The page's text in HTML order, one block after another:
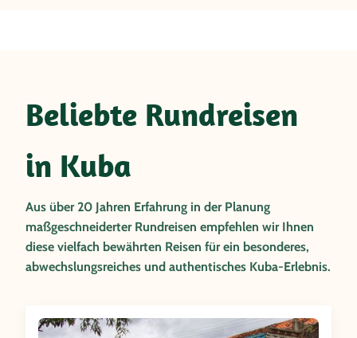
Beliebte Rundreisen
in Kuba
Aus über 20 Jahren Erfahrung in der Planung
maßgeschneiderter Rundreisen empfehlen wir Ihnen
diese vielfach bewährten Reisen für ein besonderes,
abwechslungsreiches und authentisches Kuba-Erlebnis.